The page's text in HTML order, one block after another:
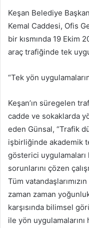
Keşan Belediye
Kemal Caddesi, Ofis
bir kısmında 19 Ekim
araç trafiğinde tek
“Tek yön
Keşan’ın süregelen
cadde ve sokaklarda
eden Günsal, “Trafik
işbirliğinde akademik
gösterici
sorunlarını çözen
Tüm
zaman zaman
karşısında bilimsel
ile yön